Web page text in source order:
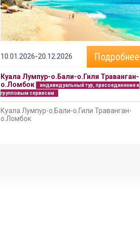
10.01.2026-20.12.2026 Подробнее
Куала Лумпур-о.Бали-о.Гили Траванган-
о.Ломбок
индивидуальный тур, присоединение к
групповым сервисам
Куала Лумпур-о.Бали-о.Гили Траванган-
о.Ломбок